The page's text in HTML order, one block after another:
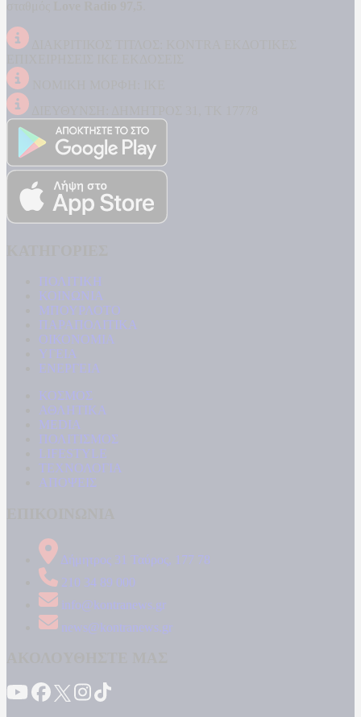
ΠΟΛΙΤΙΚΗ
ΚΟΙΝΩΝΙΑ
ΜΠΟΥΡΛΟΤΟ
ΠΑΡΑΠΟΛΙΤΙΚΑ
ΟΙΚΟΝΟΜΙΑ
ΥΓΕΙΑ
ΕΝΕΡΓΕΙΑ
ΚΟΣΜΟΣ
ΑΘΛΗΤΙΚΑ
MEDIA
ΠΟΛΙΤΙΣΜΟΣ
LIFESTYLE
ΤΕΧΝΟΛΟΓΙΑ
ΑΠΟΨΕΙΣ
Δήμητρος 31 Ταύρος, 177 78
210 34 89 000
info@kontranews.gr
news@kontranews.gr